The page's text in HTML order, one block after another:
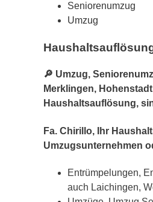
Seniorenumzug
Umzug
🔎 Umzug,
Merklingen,
Haushaltsauflösung,
Fa. Chirillo, Ihr
Umzugsunternehmen
Entrümpelungen,
auch Laichingen,